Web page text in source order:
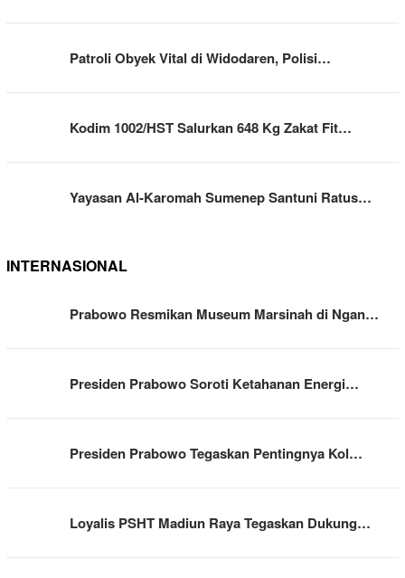
Patroli Obyek Vital di Widodaren, Polisi…
Kodim 1002/HST Salurkan 648 Kg Zakat Fit…
Yayasan Al-Karomah Sumenep Santuni Ratus…
INTERNASIONAL
Prabowo Resmikan Museum Marsinah di Ngan…
Presiden Prabowo Soroti Ketahanan Energi…
Presiden Prabowo Tegaskan Pentingnya Kol…
Loyalis PSHT Madiun Raya Tegaskan Dukung…